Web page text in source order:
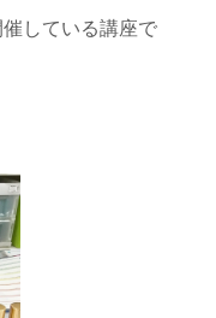
している講座で